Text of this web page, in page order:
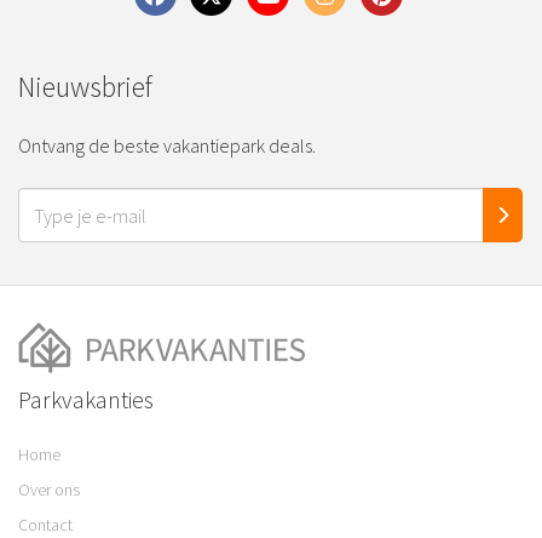
Nieuwsbrief
Ontvang de beste vakantiepark deals.
Parkvakanties
Home
Over ons
Contact